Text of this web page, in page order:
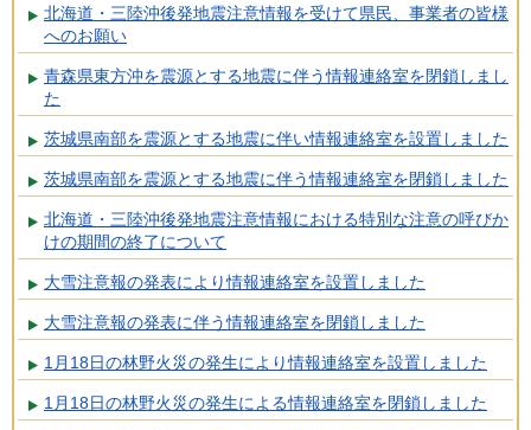
北海道・三陸沖後発地震注意情報を受けて県民、事業者の皆様
へのお願い
青森県東方沖を震源とする地震に伴う情報連絡室を閉鎖しまし
た
茨城県南部を震源とする地震に伴い情報連絡室を設置しました
茨城県南部を震源とする地震に伴う情報連絡室を閉鎖しました
北海道・三陸沖後発地震注意情報における特別な注意の呼びか
けの期間の終了について
大雪注意報の発表により情報連絡室を設置しました
大雪注意報の発表に伴う情報連絡室を閉鎖しました
1月18日の林野火災の発生により情報連絡室を設置しました
1月18日の林野火災の発生による情報連絡室を閉鎖しました